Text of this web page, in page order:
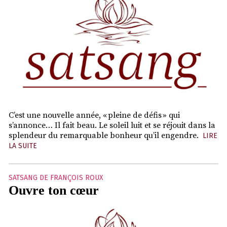
C’est une nouvelle année, « pleine de défis » qui
s’annonce… Il fait beau. Le soleil luit et se réjouit dans la
splendeur du remarquable bonheur qu’il engendre. LIRE
LA SUITE
SATSANG DE FRANÇOIS ROUX
Ouvre ton cœur